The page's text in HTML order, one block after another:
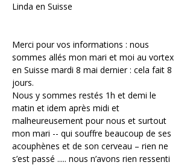
Linda en Suisse
Merci pour vos informations : nous
sommes allés mon mari et moi au vortex
en Suisse mardi 8 mai dernier : cela fait 8
jours.
Nous y sommes restés 1h et demi le
matin et idem après midi et
malheureusement pour nous et surtout
mon mari -- qui souffre beaucoup de ses
acouphènes et de son cerveau – rien ne
s’est passé ..... nous n’avons rien ressenti